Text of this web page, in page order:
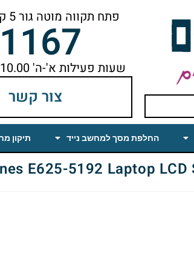
פתח תקווה מוטה גור 5 קומה ראשונה ימינה מהמעלית עד הסוף
שעות פעילות א'-ה' 10.00 עד 18.00 הפסקת צהריים 14.00-15.00
צור קשר
החלפת מסך למחשב נייד תיקון